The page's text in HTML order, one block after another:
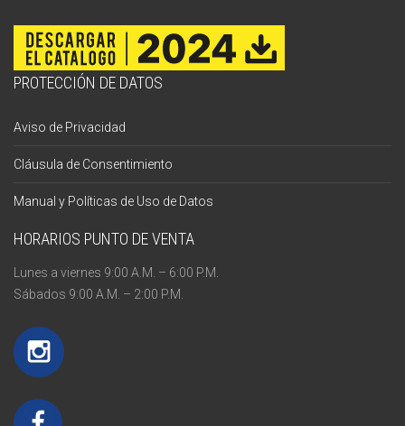
PROTECCIÓN DE DATOS
Aviso de Privacidad
Cláusula de Consentimiento
Manual y Políticas de Uso de Datos
HORARIOS PUNTO DE VENTA
Lunes a viernes 9:00 A.M. – 6:00 P.M.
Sábados 9:00 A.M. – 2:00 P.M.